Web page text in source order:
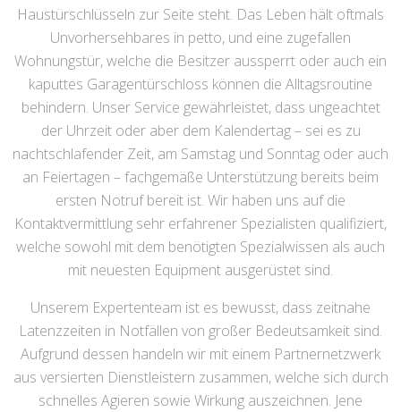
Haustürschlüsseln zur Seite steht. Das Leben hält oftmals
Unvorhersehbares in petto, und eine zugefallen
Wohnungstür, welche die Besitzer aussperrt oder auch ein
kaputtes Garagentürschloss können die Alltagsroutine
behindern. Unser Service gewährleistet, dass ungeachtet
der Uhrzeit oder aber dem Kalendertag – sei es zu
nachtschlafender Zeit, am Samstag und Sonntag oder auch
an Feiertagen – fachgemäße Unterstützung bereits beim
ersten Notruf bereit ist. Wir haben uns auf die
Kontaktvermittlung sehr erfahrener Spezialisten qualifiziert,
welche sowohl mit dem benötigten Spezialwissen als auch
mit neuesten Equipment ausgerüstet sind.
Unserem Expertenteam ist es bewusst, dass zeitnahe
Latenzzeiten in Notfällen von großer Bedeutsamkeit sind.
Aufgrund dessen handeln wir mit einem Partnernetzwerk
aus versierten Dienstleistern zusammen, welche sich durch
schnelles Agieren sowie Wirkung auszeichnen. Jene